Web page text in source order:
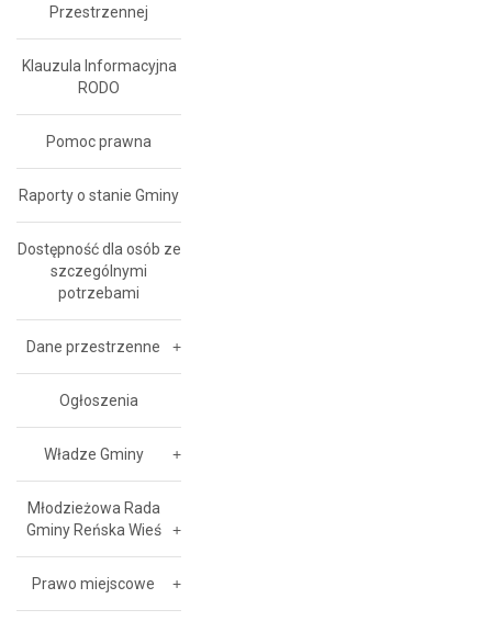
Przestrzennej
Klauzula Informacyjna
RODO
Pomoc prawna
Raporty o stanie Gminy
Dostępność dla osób ze
szczególnymi
potrzebami
Dane przestrzenne
Ogłoszenia
Władze Gminy
Młodzieżowa Rada
Gminy Reńska Wieś
Prawo miejscowe